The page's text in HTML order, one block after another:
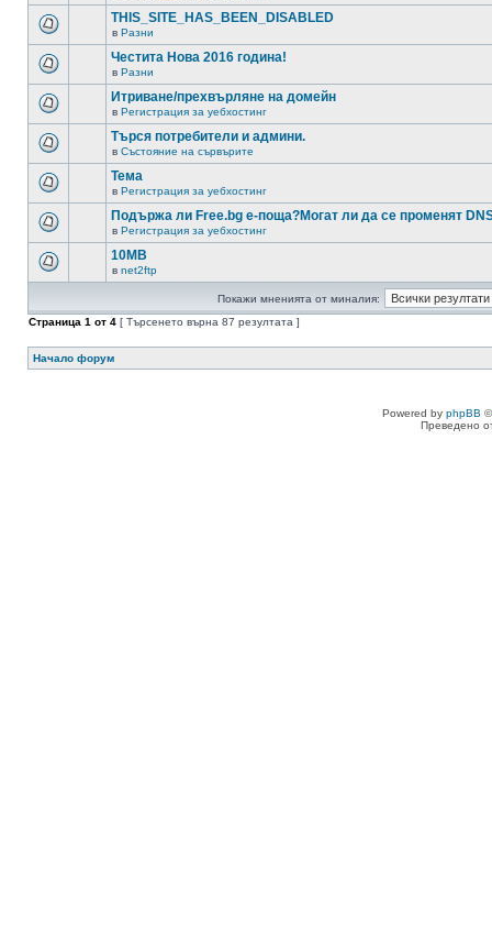
THIS_SITE_HAS_BEEN_DISABLED
в Разни
Честита Нова 2016 година!
в Разни
Итриване/прехвърляне на домейн
в Регистрация за уебхостинг
Търся потребители и админи.
в Състояние на сървърите
Тема
в Регистрация за уебхостинг
Подържа ли Free.bg е-поща?Могат ли да се променят
в Регистрация за уебхостинг
10MB
в net2ftp
Покажи мненията от миналия:
Страница 1 от 4 [ Търсенето върна 87 резултата ]
Начало форум
Powered by phpBB
Преведено